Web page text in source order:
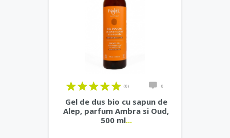
(0) 0
Gel de dus bio cu sapun de
Alep, parfum Ambra si Oud,
500 ml...